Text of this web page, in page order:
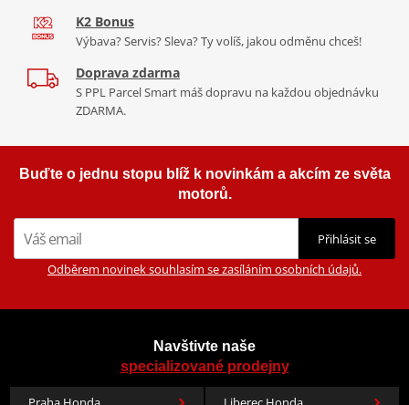
K2 Bonus
Výbava? Servis? Sleva? Ty volíš, jakou odměnu chceš!
Doprava zdarma
S PPL Parcel Smart máš dopravu na každou objednávku
ZDARMA.
Buďte o jednu stopu blíž k novinkám a akcím ze světa
motorů.
Přihlásit se
Odběrem novinek souhlasím se zasíláním osobních údajů.
Navštivte naše
specializované prodejny